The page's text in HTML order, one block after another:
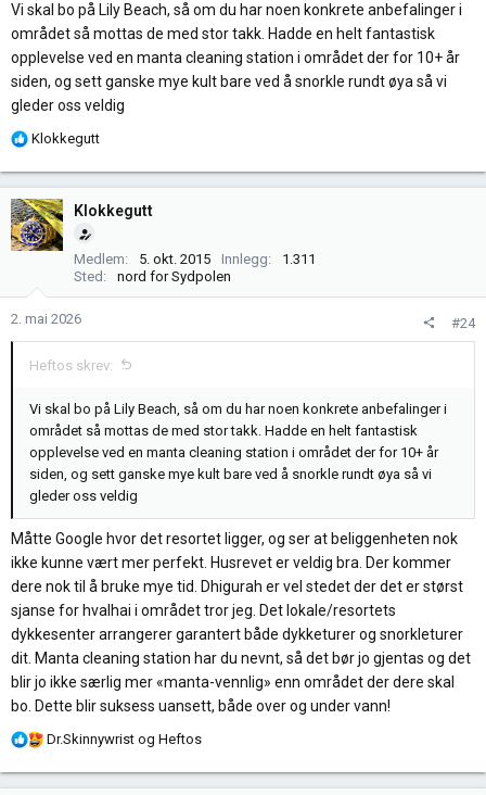
som har forekommet av angrep. Har ikke hørt om at det noen gang
har vært noen haiangrep i North/South Ari.
Revhaier - black tip, white tip, grey, silvertip, nurse shark (og kanskje
hvalhai) er nok de haiene dere kommer til å se og det er naturligvis
Perfekt valg av klokker selvfølgelig!
Vi skal bo på Lily Beach, så om du har noen konkrete anbefalinger i
området så mottas de med stor takk. Hadde en helt fantastisk
opplevelse ved en manta cleaning station i området der for 10+ år
siden, og sett ganske mye kult bare ved å snorkle rundt øya så vi
gleder oss veldig
R
k
s
j
Klokkegutt
Klokkegutt
Medlem 5. okt. 2015 Innlegg
1.311
Sted
nord for Sydpolen
2. mai 2026 #24
Heftos skrev:
Vi skal bo på Lily Beach, så om du har noen konkrete anbefalinger i
området så mottas de med stor takk. Hadde en helt fantastisk
opplevelse ved en manta cleaning station i området der for 10+ år
siden, og sett ganske mye kult bare ved å snorkle rundt øya så vi
gleder oss veldig
Måtte Google hvor det resortet ligger, og ser at beliggenheten nok
ikke kunne vært mer perfekt. Husrevet er veldig bra. Der kommer
dere nok til å bruke mye tid. Dhigurah er vel stedet der det er størst
sjanse for hvalhai i området tror jeg. Det lokale/resortets
dykkesenter arrangerer garantert både dykketurer og snorkleturer
dit. Manta cleaning station har du nevnt, så det bør jo gjentas og det
blir jo ikke særlig mer «manta-vennlig» enn området der dere skal
bo. Dette blir suksess uansett, både over og under vann!
R
Dr.Skinnywrist og Heftos